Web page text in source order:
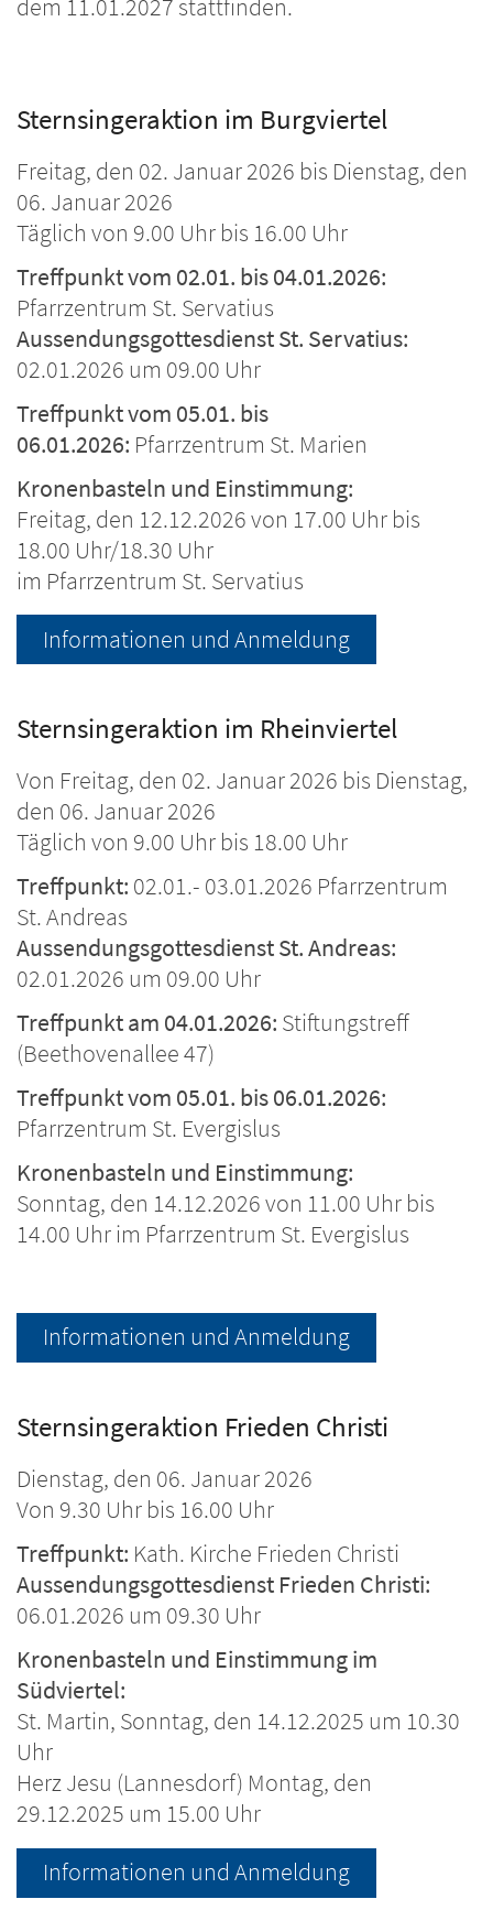
dem 11.01.2027 stattfinden.
Sternsingeraktion im Burgviertel
Freitag, den 02. Januar 2026 bis Dienstag, den
06. Januar 2026
Täglich von 9.00 Uhr bis 16.00 Uhr
Treffpunkt vom 02.01. bis 04.01.2026:
Pfarrzentrum St. Servatius
Aussendungsgottesdienst St. Servatius:
02.01.2026 um 09.00 Uhr
Treffpunkt vom 05.01. bis
06.01.2026: Pfarrzentrum St. Marien
Kronenbasteln und Einstimmung:
Freitag, den 12.12.2026 von 17.00 Uhr bis
18.00 Uhr/18.30 Uhr
im Pfarrzentrum St. Servatius
Informationen und Anmeldung
Sternsingeraktion im Rheinviertel
Von Freitag, den 02. Januar 2026 bis Dienstag,
den 06. Januar 2026
Täglich von 9.00 Uhr bis 18.00 Uhr
Treffpunkt: 02.01.- 03.01.2026 Pfarrzentrum
St. Andreas
Aussendungsgottesdienst St. Andreas:
02.01.2026 um 09.00 Uhr
Treffpunkt am 04.01.2026: Stiftungstreff
(Beethovenallee 47)
Treffpunkt vom 05.01. bis 06.01.2026:
Pfarrzentrum St. Evergislus
Kronenbasteln und Einstimmung:
Sonntag, den 14.12.2026 von 11.00 Uhr bis
14.00 Uhr im Pfarrzentrum St. Evergislus
Informationen und Anmeldung
Sternsingeraktion Frieden Christi
Dienstag, den 06. Januar 2026
Von 9.30 Uhr bis 16.00 Uhr
Treffpunkt: Kath. Kirche Frieden Christi
Aussendungsgottesdienst Frieden Christi:
06.01.2026 um 09.30 Uhr
Kronenbasteln und Einstimmung im
Südviertel:
St. Martin, Sonntag, den 14.12.2025 um 10.30
Uhr
Herz Jesu (Lannesdorf) Montag, den
29.12.2025 um 15.00 Uhr
Informationen und Anmeldung